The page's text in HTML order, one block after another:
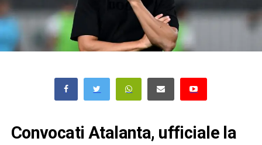
Convocati Atalanta, ufficiale la